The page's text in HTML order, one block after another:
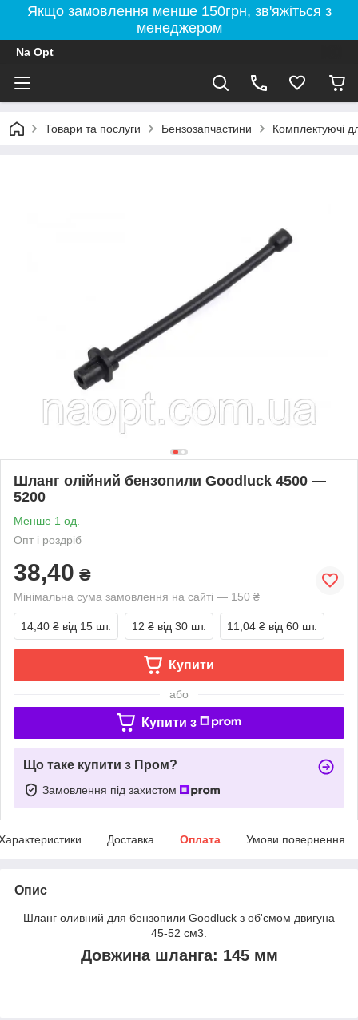
Якщо замовлення менше 150грн, зв'яжіться з
менеджером
Na Opt
Товари та послуги Бензозапчастини Комплектуючі
Шланг олійний бензопили Goodluck 4500 —
5200
Менше 1 од.
Опт і роздріб
38,40 ₴
Мінімальна сума замовлення на сайті — 150 ₴
14,40 ₴ від 15 шт. 12 ₴ від 30 шт. 11,04 ₴ від 60 шт.
Купити
або
Купити з
Що таке купити з Пром?
Замовлення під захистом
Доставка Оплата Умови повернення
Опис
Шланг оливний для бензопили Goodluck з об'ємом двигуна
45-52 см3.
Довжина шланга: 145 мм